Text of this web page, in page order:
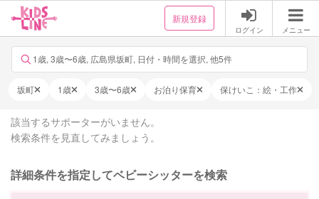
新規登録
ログイン メニュー
1歳, 3歳〜6歳, 広島県坂町, 日付・時間を選択, 他5件
坂町 1歳 3歳〜6歳 お泊り保育 保けいこ：絵・工作
該当するサポーターがいません。
検索条件を見直してみましょう。
詳細条件を指定してベビーシッターを検索